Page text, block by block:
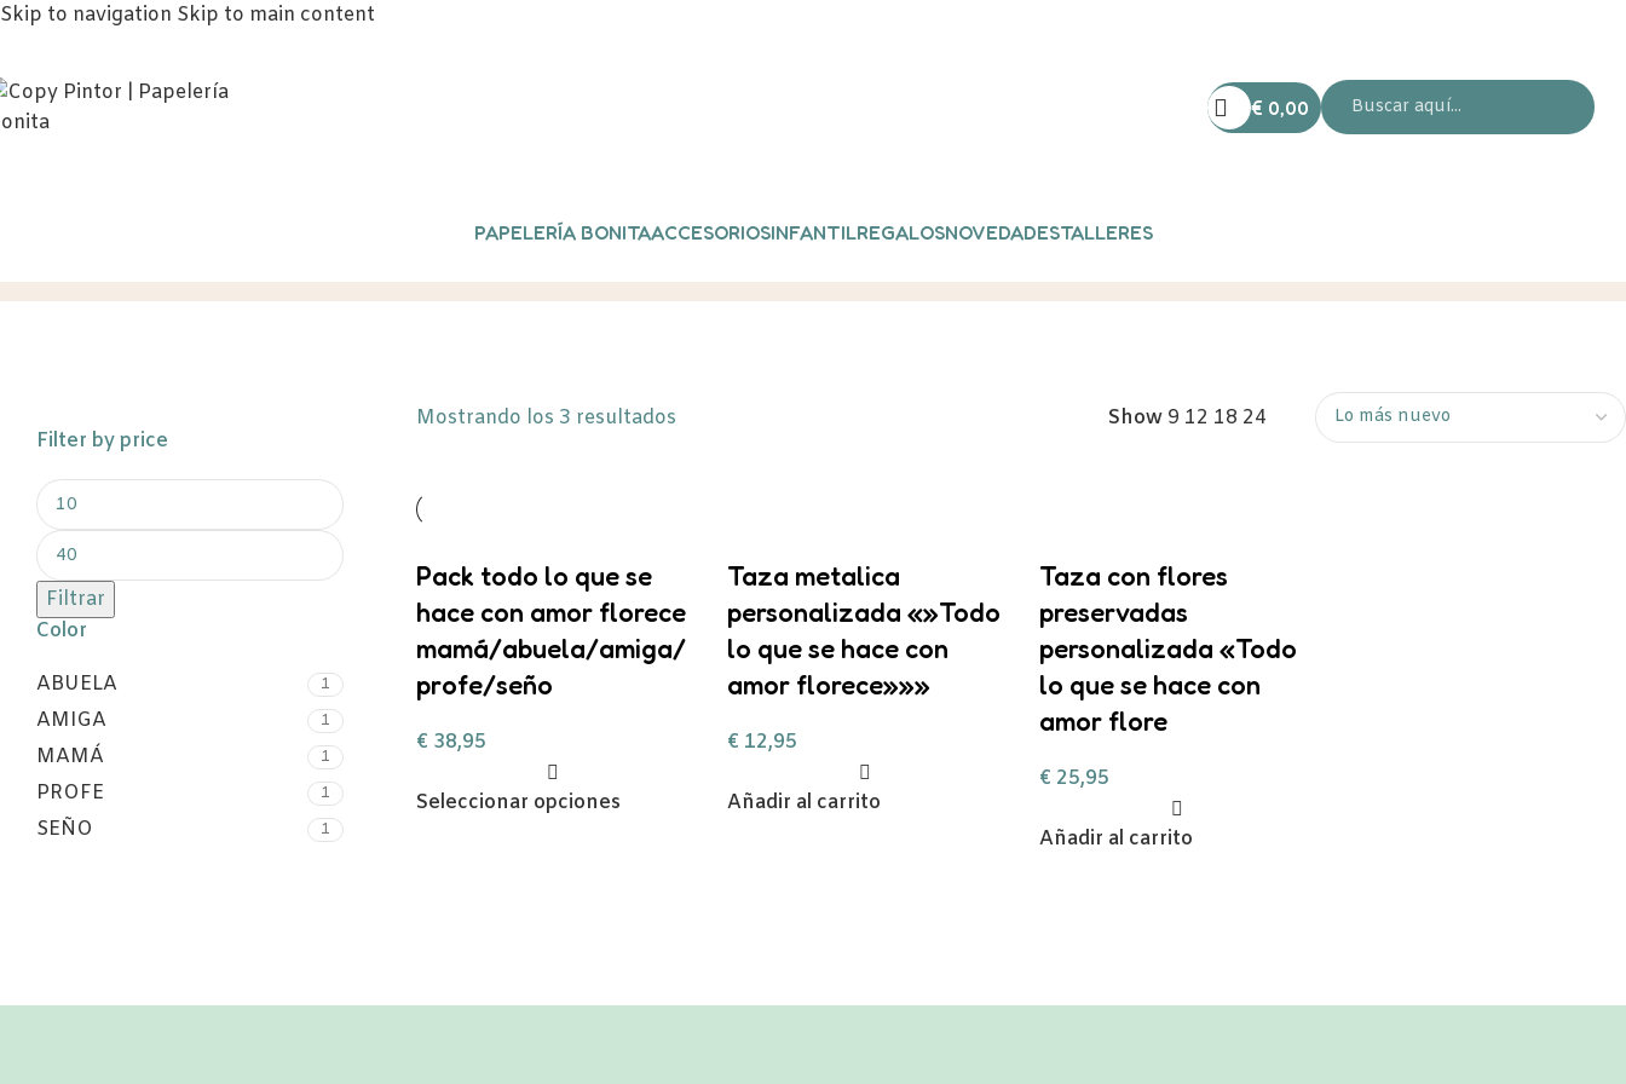
Skip to navigation Skip to main content
€ 0,00
PAPELERÍA BONITAACCESORIOSINFANTILREGALOSNOVEDADESTALLERES
Filter by price
Filtrar
Color
ABUELA 1
AMIGA 1
MAMÁ 1
PROFE 1
SEÑO 1
Mostrando los 3 resultados Show 9 12 18 24
Pack todo lo que se
hace con amor florece
mamá/abuela/amiga/
profe/seño
€ 38,95
Seleccionar opciones
Taza metalica
personalizada «»Todo
lo que se hace con
amor florece»»»
€ 12,95
Añadir al carrito
Taza con flores
preservadas
personalizada «Todo
lo que se hace con
amor flore
€ 25,95
Añadir al carrito